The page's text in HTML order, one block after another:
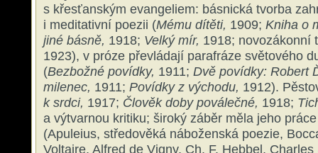
s křesťanským evangeliem: básnická tvorba
i meditativní poezii (Mému dítěti, 1909; Kniha o
jiné básně, 1918; Velký mír, 1918; novozákonní
1923), v próze převládají parafráze světového
(Bezbožné povídky, 1911; Dvě povídky: Robert
milenec, 1911; Povídky z východu, 1912).
k srdci, 1917; Člověk doby poválečné, 1918;
a výtvarnou kritiku; široký záběr měla jeho
(Apuleius, středověká náboženská poezie,
Voltaire, Alfred de Vigny, Ch. F. Hebbel,